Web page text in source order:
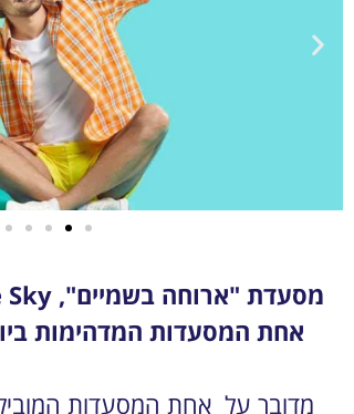
טיסות
מציאת
לחצו
אחת המסעדות המדהימות
מדובר על אחת המסעדות